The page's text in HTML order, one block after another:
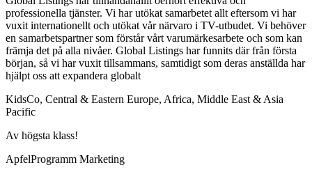
professionella tjänster. Vi har utökat samarbetet allt eftersom vi har
vuxit internationellt och utökat vår närvaro i TV-utbudet. Vi behöver
en samarbetspartner som förstår vårt varumärkesarbete och som kan
främja det på alla nivåer. Global Listings har funnits där från första
början, så vi har vuxit tillsammans, samtidigt som deras anställda har
hjälpt oss att expandera globalt
KidsCo, Central & Eastern Europe, Africa, Middle East & Asia
Pacific
Av högsta klass!
ApfelProgramm Marketing